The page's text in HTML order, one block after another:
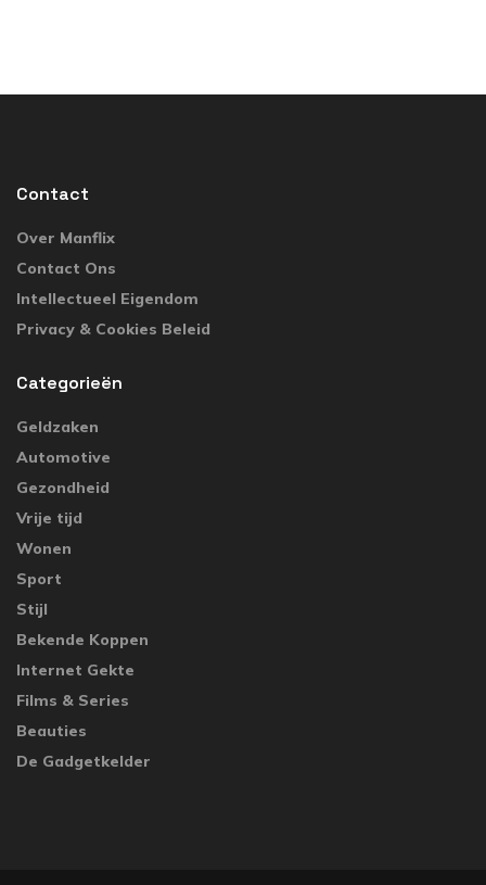
Contact
Over Manflix
Contact Ons
Intellectueel Eigendom
Privacy & Cookies Beleid
Categorieën
Geldzaken
Automotive
Gezondheid
Vrije tijd
Wonen
Sport
Stijl
Bekende Koppen
Internet Gekte
Films & Series
Beauties
De Gadgetkelder